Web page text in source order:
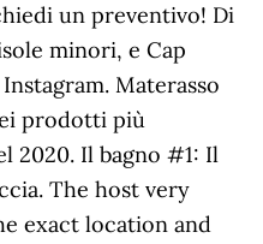
un preventivo! Di
minori, e Cap
Materasso
prodotti più
2020. Il bagno #1: Il
The host very
exact location and